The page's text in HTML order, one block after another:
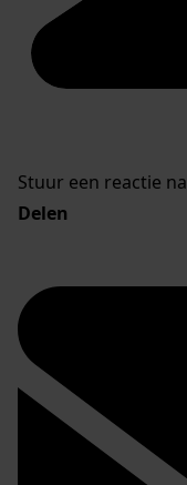
Stuur een reactie
Delen